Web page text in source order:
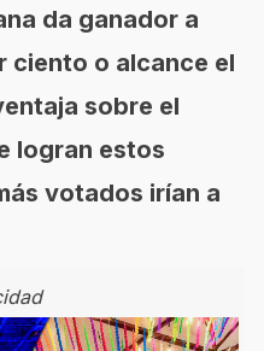
da ganador a
ciento o alcance el
sobre el
logran estos
votados irían a